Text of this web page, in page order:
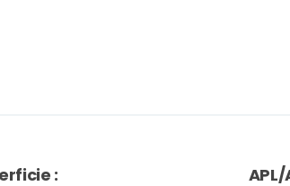
: APL/